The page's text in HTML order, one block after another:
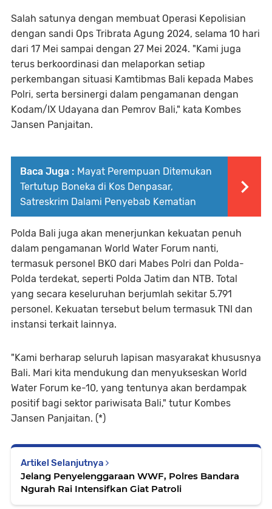
Salah satunya dengan membuat Operasi Kepolisian
dengan sandi Ops Tribrata Agung 2024, selama 10 hari
dari 17 Mei sampai dengan 27 Mei 2024. "Kami juga
terus berkoordinasi dan melaporkan setiap
perkembangan situasi Kamtibmas Bali kepada Mabes
Polri, serta bersinergi dalam pengamanan dengan
Kodam/IX Udayana dan Pemrov Bali," kata Kombes
Jansen Panjaitan.
Baca Juga : Mayat Perempuan Ditemukan
Tertutup Boneka di Kos Denpasar,
Satreskrim Dalami Penyebab Kematian
Polda Bali juga akan menerjunkan kekuatan penuh
dalam pengamanan World Water Forum nanti,
termasuk personel BKO dari Mabes Polri dan Polda-
Polda terdekat, seperti Polda Jatim dan NTB. Total
yang secara keseluruhan berjumlah sekitar 5.791
personel. Kekuatan tersebut belum termasuk TNI dan
instansi terkait lainnya.
"Kami berharap seluruh lapisan masyarakat khususnya
Bali. Mari kita mendukung dan menyukseskan World
Water Forum ke-10, yang tentunya akan berdampak
positif bagi sektor pariwisata Bali," tutur Kombes
Jansen Panjaitan. (*)
Artikel Selanjutnya
Jelang Penyelenggaraan WWF, Polres Bandara
Ngurah Rai Intensifkan Giat Patroli